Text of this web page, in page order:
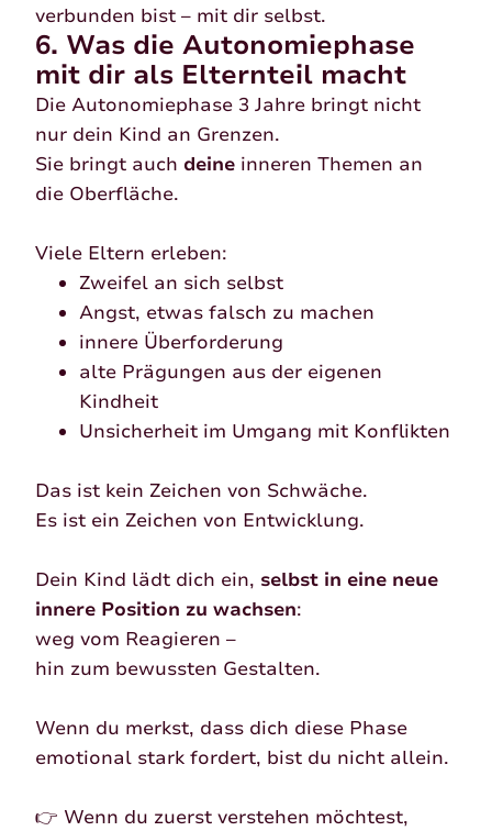
verbunden bist – mit dir selbst.
6. Was die Autonomiephase
mit dir als Elternteil macht
Die Autonomiephase 3 Jahre bringt nicht
nur dein Kind an Grenzen.
Sie bringt auch deine inneren Themen an
die Oberfläche.
Viele Eltern erleben:
Zweifel an sich selbst
Angst, etwas falsch zu machen
innere Überforderung
alte Prägungen aus der eigenen
Kindheit
Unsicherheit im Umgang mit Konflikten
Das ist kein Zeichen von Schwäche.
Es ist ein Zeichen von Entwicklung.
Dein Kind lädt dich ein, selbst in eine neue
innere Position zu wachsen:
weg vom Reagieren –
hin zum bewussten Gestalten.
Wenn du merkst, dass dich diese Phase
emotional stark fordert, bist du nicht allein.
👉 Wenn du zuerst verstehen möchtest,